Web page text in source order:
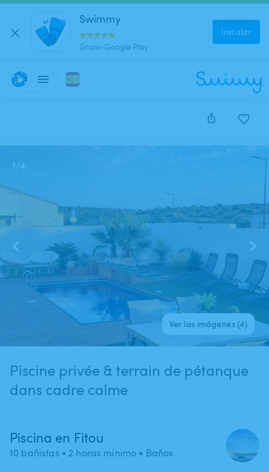
Swimmy
Gratis-Google Play
Instalar
Este anuncio está cerrado y no se puede reservar.
1/4
Ver las imágenes (4)
Piscine privée & terrain de pétanque
dans cadre calme
Piscina en Fitou
10 bañistas • 2 horas mínimo • Baños